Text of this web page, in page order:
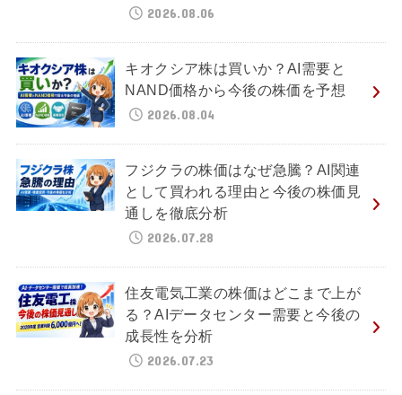
2026.08.06
キオクシア株は買いか？AI需要と
NAND価格から今後の株価を予想
2026.08.04
フジクラの株価はなぜ急騰？AI関連
として買われる理由と今後の株価見
通しを徹底分析
2026.07.28
住友電気工業の株価はどこまで上が
る？AIデータセンター需要と今後の
成長性を分析
2026.07.23